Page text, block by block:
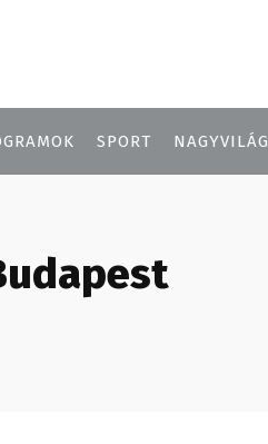
SPORT NAGYVILÁG